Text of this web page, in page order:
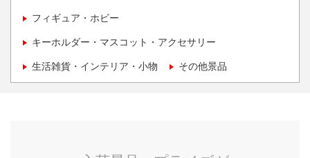
フィギュア・ホビー
キーホルダー・マスコット・アクセサリー
生活雑貨・インテリア・小物 その他景品